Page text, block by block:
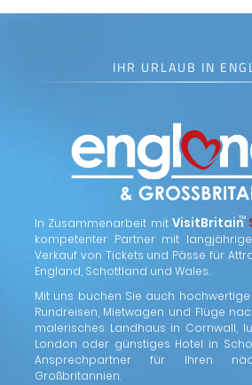
IHR URLAUB IN
In Zusammenarbeit mitVisitBritain
™
kompetenter Partner mit
Verkauf von Tickets und Pässe für
England, Schottland und Wales.
Mit uns buchen Sie auch hochwertige
Rundreisen, Mietwagen und Flüge
malerisches Landhaus in Cornwall,
London oder günstiges Hotel in
Ansprechpartner für Ihren
Großbritannien.